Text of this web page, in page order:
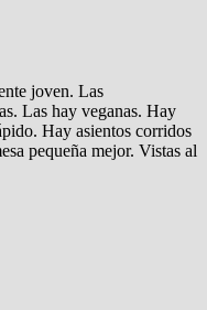
joven. Las
Las hay veganas. Hay
Hay asientos corridos
pequeña mejor. Vistas al